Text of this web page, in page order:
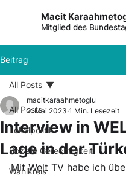
Macit
Mitglied des
Beitrag
All Posts
Lokalpolitik
Soziale Gerechtigkeit
Wahlkreis
All Posts
Interview in
Lage in der
macitkaraahmetoglu
2. Mai 2023 1 Min. Lesezeit
Mit Welt TV habe ich